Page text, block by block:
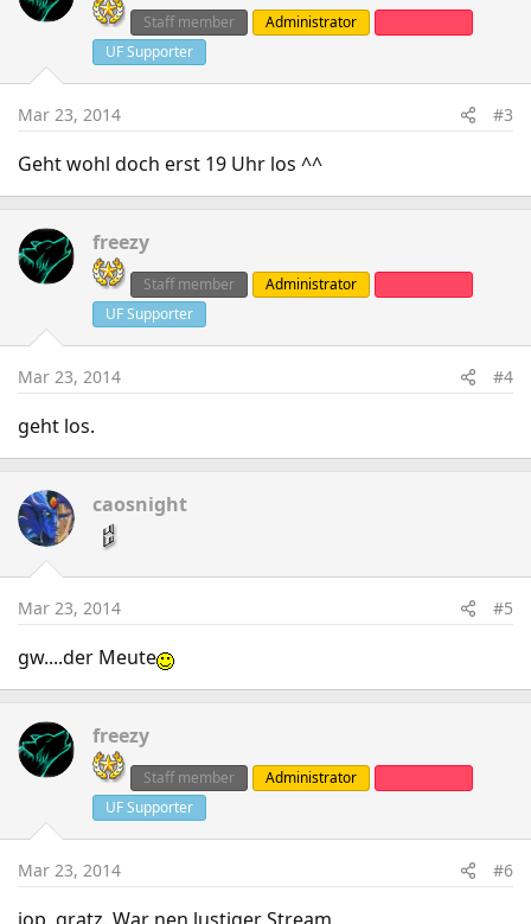
Staff member Administrator
UF Supporter
Mar 23, 2014 #3
Geht wohl doch erst 19 Uhr los ^^
freezy
Staff member Administrator
UF Supporter
Mar 23, 2014 #4
geht los.
caosnight
Mar 23, 2014 #5
gw....der Meute
freezy
Staff member Administrator
UF Supporter
Mar 23, 2014 #6